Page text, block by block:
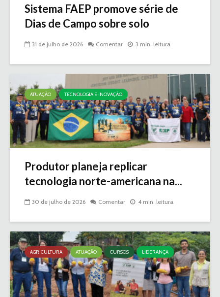
Sistema FAEP promove série de
Dias de Campo sobre solo
31 de julho de 2026 Comentar 3 min. leitura
ATUAÇÃO TECNOLOGIA E INOVAÇÃO
Produtor planeja replicar
tecnologia norte-americana na...
30 de julho de 2026 Comentar 4 min. leitura
AGRICULTURA ATUAÇÃO CURSOS LIDERANÇA